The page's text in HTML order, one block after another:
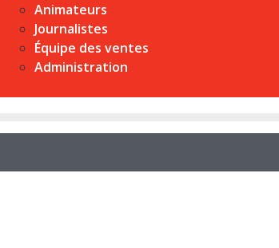
Animateurs
Journalistes
Équipe des ventes
Administration